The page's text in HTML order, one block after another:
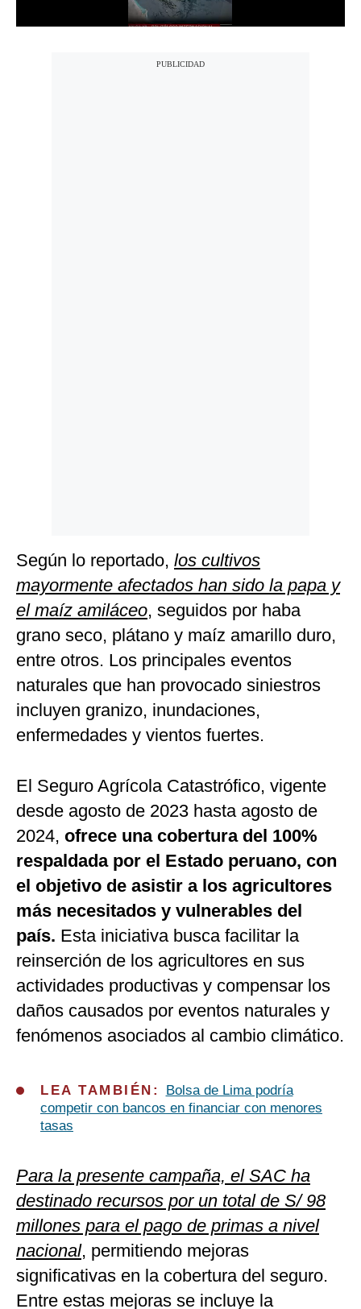
Según lo reportado, los cultivos
mayormente afectados han sido la papa y
el maíz amiláceo, seguidos por haba
grano seco, plátano y maíz amarillo duro,
entre otros. Los principales eventos
naturales que han provocado siniestros
incluyen granizo, inundaciones,
enfermedades y vientos fuertes.
El Seguro Agrícola Catastrófico, vigente
desde agosto de 2023 hasta agosto de
2024, ofrece una cobertura del 100%
respaldada por el Estado peruano, con
el objetivo de asistir a los agricultores
más necesitados y vulnerables del
país. Esta iniciativa busca facilitar la
reinserción de los agricultores en sus
actividades productivas y compensar los
daños causados por eventos naturales y
fenómenos asociados al cambio climático.
LEA TAMBIÉN:
Bolsa de Lima podría
competir con bancos en financiar con menores
tasas
Para la presente campaña, el SAC ha
destinado recursos por un total de S/ 98
millones para el pago de primas a nivel
nacional, permitiendo mejoras
significativas en la cobertura del seguro.
Entre estas mejoras se incluye la